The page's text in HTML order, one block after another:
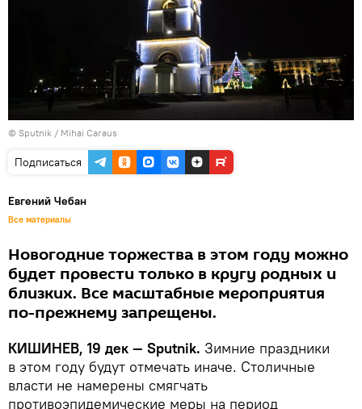
© Sputnik / Mihai Caraus
Подписаться
Евгений Чебан
Все материалы
Новогодние торжества в этом году можно
будет провести только в кругу родных и
близких. Все масштабные мероприятия
по-прежнему запрещены.
КИШИНЕВ, 19 дек — Sputnik. Зимние праздники
в этом году будут отмечать иначе. Столичные
власти не намерены смягчать
противоэпидемические меры на период